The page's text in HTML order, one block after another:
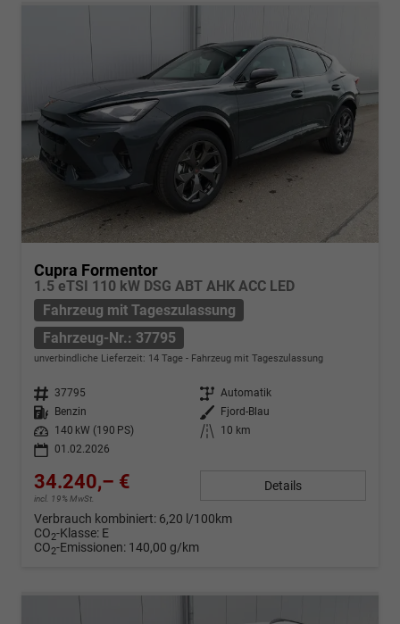
Cupra Formentor
1.5 eTSI 110 kW DSG ABT AHK ACC LED
Fahrzeug mit Tageszulassung
Fahrzeug-Nr.: 37795
unverbindliche Lieferzeit: 14 Tage Fahrzeug mit Tageszulassung
Fahrzeug-Nr. 37795 Getriebe Automatik
Kraftstoff
Benzin Außenfarbe
Fjord-Blau
Leistung
140 kW (190 PS) Kilometerstand
10 km
01.02.2026
34.240,– €
incl. 19% MwSt.
Details
Verbrauch kombiniert: 6,20 l/100km
CO2-Klasse: E
CO2-Emissionen: 140,00 g/km